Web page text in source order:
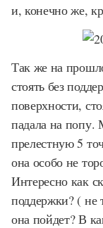
и, конечно же,
Так же на
стоять без
поверхности,
падала на попу.
прелестную 5
она особо не
Интересно как
поддержки? ( не
она пойдет? В